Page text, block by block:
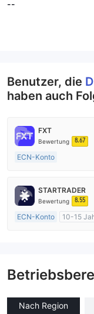
--
Benutzer, die
haben auch
FXT
Bewertung 8.67
ECN-Konto
AustralienRegulierung
Market Making (MM)
STARTRADER
Bewertung 8.55
ECN-Konto
10-15
Nach Region